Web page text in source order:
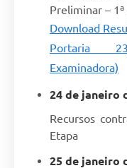
Preliminar – 1ª
Download
Portaria
Examinadora)
24 de janeiro
Recursos
Etapa
25 de janeiro